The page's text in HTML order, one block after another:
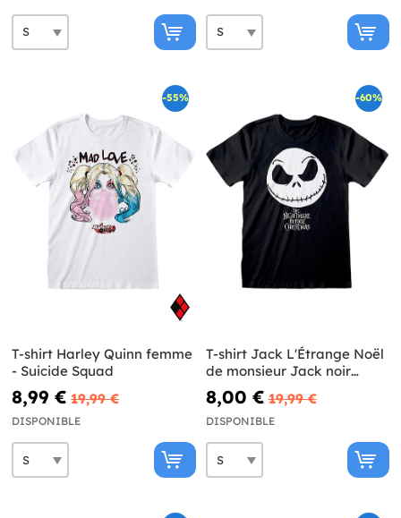
-55%
T-shirt Harley Quinn femme
- Suicide Squad
8,99 € 19,99 €
DISPONIBLE
-60%
T-shirt Jack L'Étrange Noël
de monsieur Jack noir
homme
8,00 € 19,99 €
DISPONIBLE